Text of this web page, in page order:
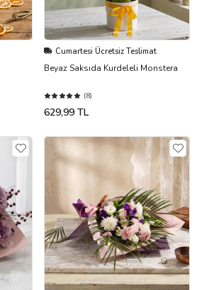
Cumartesi Ücretsiz Teslimat
Beyaz Saksıda Kurdeleli Monstera
(8)
629,99 TL